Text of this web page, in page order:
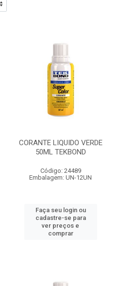
CORANTE LIQUIDO VERDE
50ML TEKBOND
Código: 24489
Embalagem: UN-12UN
Faça seu login ou
cadastre-se para
ver preços e
comprar